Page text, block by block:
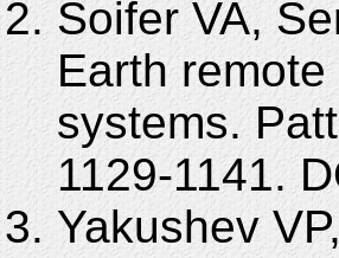
Soifer VA,
Earth
systems.
1129-1141.
Yakushev